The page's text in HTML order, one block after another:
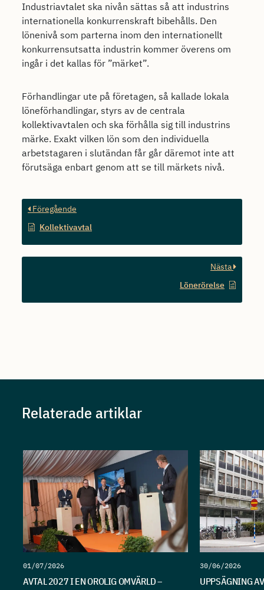
Industriavtalet ska nivån sättas så att industrins
internationella konkurrenskraft bibehålls. Den
lönenivå som parterna inom den internationellt
konkurrensutsatta industrin kommer överens om
ingår i det kallas för ”märket”.
Förhandlingar ute på företagen, så kallade lokala
löneförhandlingar, styrs av de centrala
kollektivavtalen och ska förhålla sig till industrins
märke. Exakt vilken lön som den individuella
arbetstagaren i slutändan får går däremot inte att
förutsäga enbart genom att se till märkets nivå.
Föregående
Kollektivavtal
Nästa
Lönerörelse
Relaterade artiklar
01/07/2026
AVTAL 2027 I EN OROLIG OMVÄRLD –
30/06/2026
UPPSÄGNING